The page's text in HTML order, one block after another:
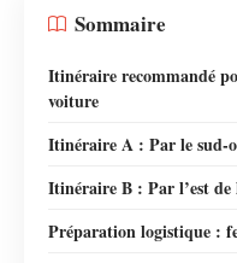
Sommaire
Itinéraire recommandé
voiture
Itinéraire A : Par le sud-
Itinéraire B : Par l’est de
Préparation logistique :